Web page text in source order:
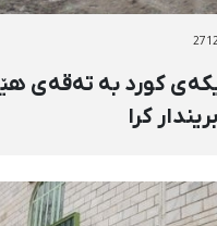
کورد بە تەقەی
کرا